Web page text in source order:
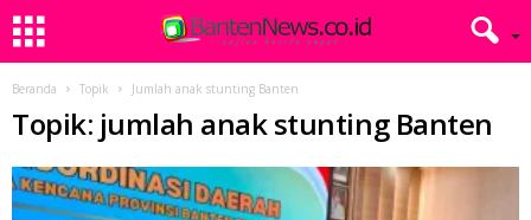
Beranda Topik Jumlah anak stunting Banten
Topik: jumlah anak stunting Banten